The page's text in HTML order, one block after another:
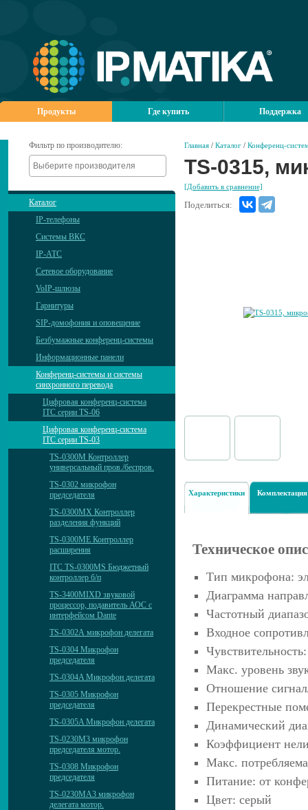
Продукты Где купить Поддержка
Фильтр по производителю:
Каталог
IP-телефоны
Системы ВКС
IP-АТС
Сетевое оборудование
VoIP-шлюзы
Гарнитуры
SIP-домофония и оповещение
Безбумажные конференц-системы
Информационные панели
Конференц-системы и системы
синхронного перевода
Цифровая конференц-система
ITC серии TS-06
Цифровая конференц-система
ITC серии TS-03
TS-0300M Контроллер
универсальный пров./беспров.
TS-0302 микрофон
председателя
TS-0300MX Контроллер
разделения функций
TS-0300ME Контроллер
расширения
ITC TS-0300MS Бюджетный
контроллер б/п
TS-3400MIXD звуковой
процессор, подавитель АОС с
интерфейсом Dante
TS-0302А микрофон делегата
TS-0304 Микрофон
председателя
TS-0304A Микрофон делегата
TS-0305 Микрофон
председателя
TS-0305A Микрофон делегата
TS-0230M3 микрофон
председателя мотор.
TS-0308 Микрофон
председателя
TS-0230MА3 микрофон
делегата мотор.
Главная / Каталог / Конференц-
TS-0315,
[Добавить в сравнение]
Поделиться:
Характеристики Комплектация
Техническое
Тип микрофона:
Диаграмма
Частотный
Входное
Макс. уровень
Отношение
Перекрестные
Динамический
Коэффициент
Макс.
Питание: от
Цвет: серый